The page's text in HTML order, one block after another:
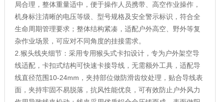
局合理，整体重量适中，便于操作人员携带、高空作业操作，
机身标注清晰的电压等级、型号规格及安全警示标识，符合全
生命周期管理要求；整体结构紧凑，适配户外高空、野外等复
杂作业场景，可应对不同角度的挂接需求。
2.猴头线夹细节：采用专用猴头式卡扣设计，专为户外架空导
线适配，卡扣式结构可快速卡接导线，无需额外工具，适配导
线直径范围10-24mm，夹持部位做防滑齿纹处理，贴合导线表
面，夹持牢固不易脱落，抗风性能优良，可有效防止户外风力